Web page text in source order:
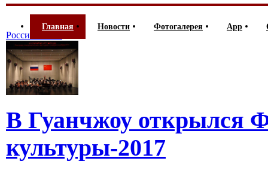
Главная Новости Фотогалерея App
Россия
В Гуанчжоу открылся
культуры-2017